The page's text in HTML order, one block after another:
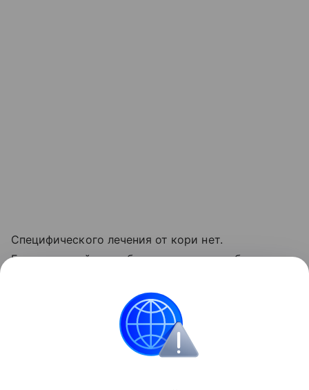
Специфического лечения от кори нет.
Единственный способ предотвратить заболевание
10 опасных заблуждений о кори
Здоровье детей